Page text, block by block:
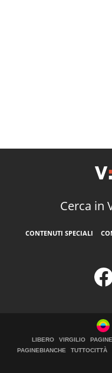
Cerca in
CONTENUTI SPECIALI
LIBERO VIRGILIO
PAGINEBIANCHE
TUTTOCITTÀ